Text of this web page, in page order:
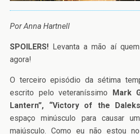
Por Anna Hartnell
SPOILERS! Levanta a mão aí
agora!
O terceiro episódio da sétima
escrito pelo veteraníssimo Mark
Lantern”, “Victory of the Daleks
espaço minúsculo para causar
maiúsculo. Como eu não estou